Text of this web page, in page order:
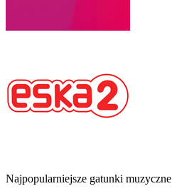
Najpopularniejsze gatunki muzyczne